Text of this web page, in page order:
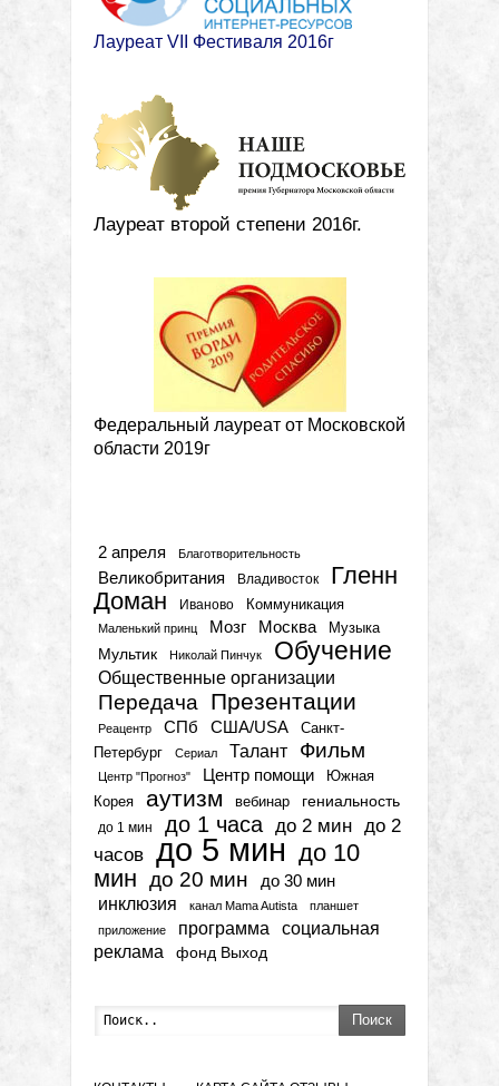
Лауреат VII Фестиваля 2016г
Лауреат второй степени 2016г.
Федеральный лауреат от Московской
области 2019г
2 апреля Благотворительность
Великобритания Владивосток
Гленн
Доман
Иваново Коммуникация
Маленький принц Мозг Москва Музыка
Мультик Николай Пинчук Обучение
Общественные организации
Передача Презентации
Реацентр СПб США/USA
Санкт-
Петербург
Сериал Талант Фильм
Центр "Прогноз" Центр помощи
Южная
Корея
аутизм вебинар гениальность
до 1 мин до 1 часа до 2 мин до 2
часов до 5 мин до 10
мин до 20 мин до 30 мин
инклюзия канал Mama Autista
планшет
приложение
программа
социальная
реклама
фонд Выход
Поиск